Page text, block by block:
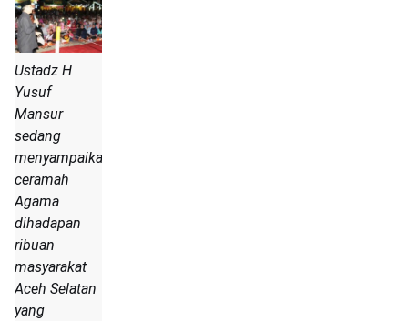
Ustadz H
Yusuf
Mansur
sedang
menyampaikan
ceramah
Agama
dihadapan
ribuan
masyarakat
Aceh Selatan
yang